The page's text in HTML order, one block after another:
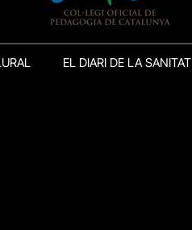
EL DIARI DE LA SANITAT